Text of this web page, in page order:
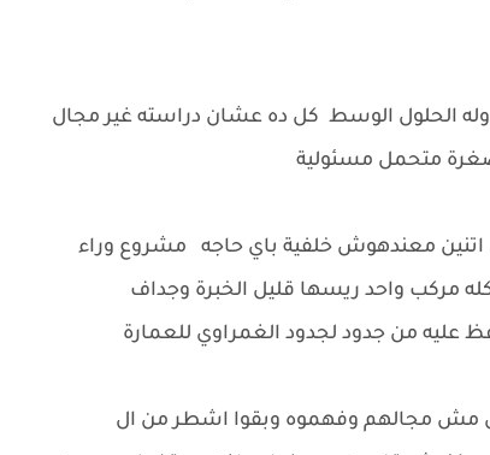
الحلول الوسط كل ده عشان دراسته غير مجال
متحمل مسئولية
معندهوش خلفية باي حاجه مشروع وراء
واحد ريسها قليل الخبرة وجداف
من جدود لجدود الغمراوي للعمارة
مش مجالهم وفهموه وبقوا اشطر من ال